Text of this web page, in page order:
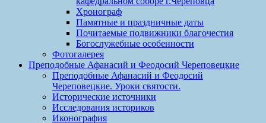
Хронограф
Памятные и праздничные даты
Почитаемые подвижники благочестия
Богослужебные особенности
Фотогалерея
Преподобные Афанасий и Феодосий Череповецкие
Преподобные Афанасий и Феодосий
Череповецкие. Уроки святости.
Исторические источники
Исследования историков
Иконография